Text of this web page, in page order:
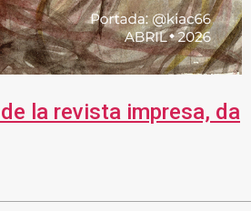
la revista impresa, da